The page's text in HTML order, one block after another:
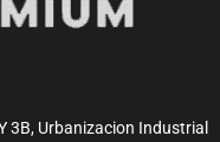
3B, Urbanizacion Industrial